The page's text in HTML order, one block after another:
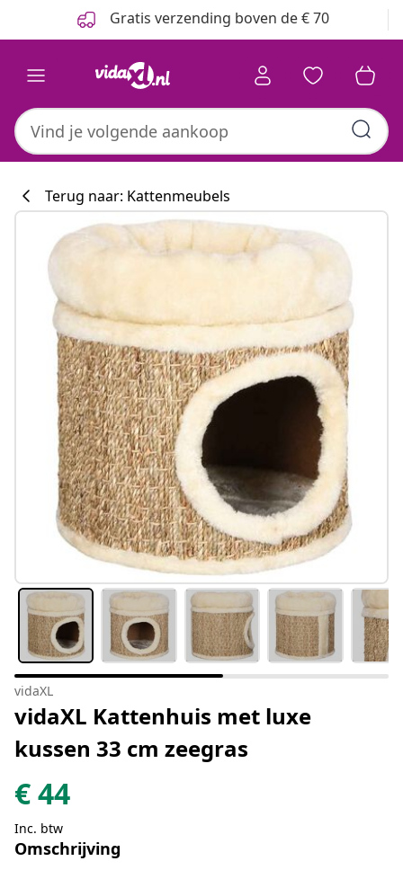
Gratis verzending boven de € 70
Terug naar: Kattenmeubels
vidaXL
vidaXL Kattenhuis met luxe
kussen 33 cm zeegras
€44
Inc. btw
Omschrijving